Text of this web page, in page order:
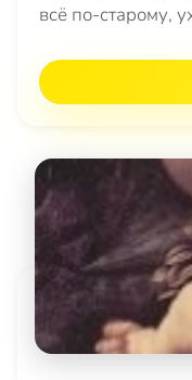
всё по-старому,